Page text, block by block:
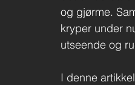
og gjørme.
kryper under
utseende og
I denne